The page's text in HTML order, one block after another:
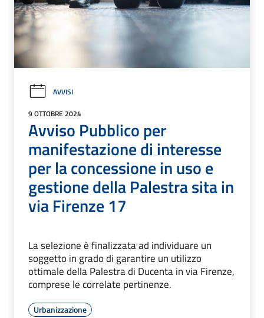
AVVISI
9 OTTOBRE 2024
Avviso Pubblico per
manifestazione di interesse
per la concessione in uso e
gestione della Palestra sita in
via Firenze 17
La selezione è finalizzata ad individuare un
soggetto in grado di garantire un utilizzo
ottimale della Palestra di Ducenta in via Firenze,
comprese le correlate pertinenze.
Urbanizzazione